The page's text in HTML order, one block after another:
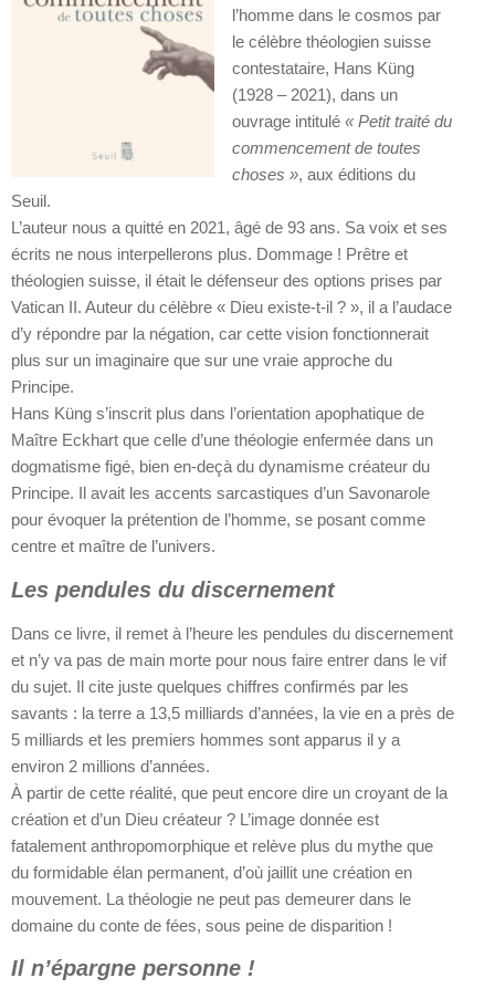
l’homme dans le cosmos par
le célèbre théologien suisse
contestataire, Hans Küng
(1928 – 2021), dans un
ouvrage intitulé « Petit traité du
commencement de toutes
choses », aux éditions du
Seuil.
L’auteur nous a quitté en 2021, âgé de 93 ans. Sa voix et ses
écrits ne nous interpellerons plus. Dommage ! Prêtre et
théologien suisse, il était le défenseur des options prises par
Vatican II. Auteur du célèbre « Dieu existe-t-il ? », il a l’audace
d’y répondre par la négation, car cette vision fonctionnerait
plus sur un imaginaire que sur une vraie approche du
Principe.
Hans Küng s’inscrit plus dans l’orientation apophatique de
Maître Eckhart que celle d’une théologie enfermée dans un
dogmatisme figé, bien en-deçà du dynamisme créateur du
Principe. Il avait les accents sarcastiques d’un Savonarole
pour évoquer la prétention de l’homme, se posant comme
centre et maître de l’univers.
Les pendules du discernement
Dans ce livre, il remet à l’heure les pendules du discernement
et n’y va pas de main morte pour nous faire entrer dans le vif
du sujet. Il cite juste quelques chiffres confirmés par les
savants : la terre a 13,5 milliards d’années, la vie en a près de
5 milliards et les premiers hommes sont apparus il y a
environ 2 millions d’années.
À partir de cette réalité, que peut encore dire un croyant de la
création et d’un Dieu créateur ? L’image donnée est
fatalement anthropomorphique et relève plus du mythe que
du formidable élan permanent, d’où jaillit une création en
mouvement. La théologie ne peut pas demeurer dans le
domaine du conte de fées, sous peine de disparition !
Il n’épargne personne !